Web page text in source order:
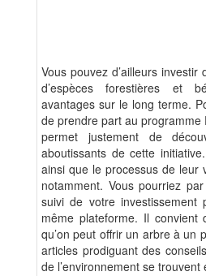
Vous pouvez d’ailleurs
d’espèces forestières et
avantages sur le long terme.
de prendre part au programme
permet justement de
aboutissants de cette
ainsi que le processus de leur
notamment. Vous pourriez
suivi de votre
même plateforme. Il convient
qu’on peut offrir un arbre à un
articles prodiguant des
de l’environnement se trouvent